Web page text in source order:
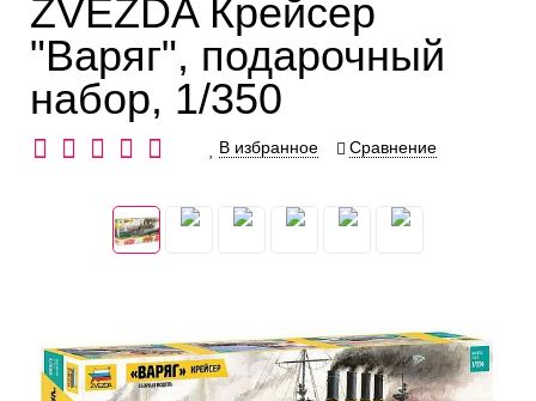
ZVEZDA Крейсер
"Варяг", подарочный
набор, 1/350
В избранное Сравнение